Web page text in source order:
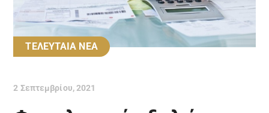
ΤΕΛΕΥΤΑΙΑ ΝΕΑ
2 Σεπτεμβρίου, 2021